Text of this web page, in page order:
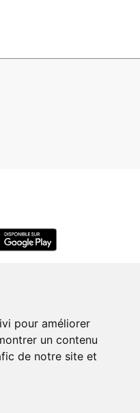
pour améliorer
un contenu
de notre site et